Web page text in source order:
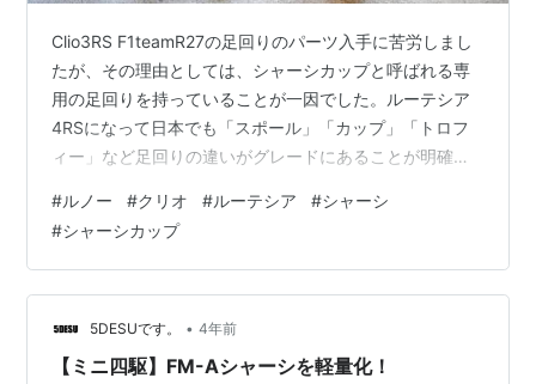
Clio3RS F1teamR27の足回りのパーツ入手に苦労しまし
たが、その理由としては、シャーシカップと呼ばれる専
用の足回りを持っていることが一因でした。ルーテシア
4RSになって日本でも「スポール」「カップ」「トロフ
ィー」など足回りの違いがグレードにあることが明確に
ドで、一般的なシャーシスポールの足回りのついた後期
型しか輸入されていません。ただ本国ではこれにシャー
シカップと呼ばれるスポーツ志向の足回りが組まれてい
る車両があり、F1teamR27は前期型かつ限定車としてシ
ャーシカップとよばれるこれが装着されています。 これ
を個体で区別するに…
#ルノー #クリオ #ルーテシア #シャーシ
#シャーシカップ
5DESUです。 • 4年前
【ミニ四駆】FM-Aシャーシを軽量化！